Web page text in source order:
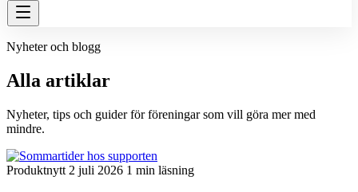
Nyheter och blogg
Alla artiklar
Nyheter, tips och guider för föreningar som vill göra mer med
mindre.
Produktnytt 2 juli 2026 1 min läsning